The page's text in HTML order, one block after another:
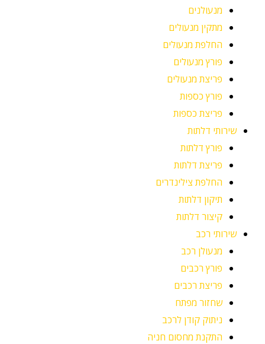
מנעולנים
מתקין מנעולים
החלפת מנעולים
פורץ מנעולים
פריצת מנעולים
פורץ כספות
פריצת כספות
שירותי דלתות
פורץ דלתות
פריצת דלתות
החלפת צילינדרים
תיקון דלתות
קיצור דלתות
שירותי רכב
מנעולן רכב
פורץ רכבים
פריצת רכבים
שחזור מפתח
ניתוק קודן לרכב
התקנת מחסום חניה